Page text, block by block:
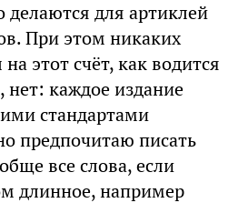
для артиклей
При этом никаких
этот счёт, как водится
нет: каждое издание
стандартами
предпочитаю писать
все слова, если
длинное, например